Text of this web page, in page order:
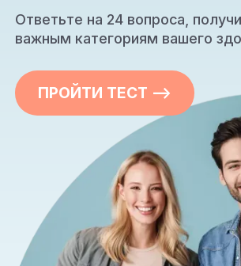
Ответьте на 24 вопроса,
важным категориям вашего
ПРОЙТИ ТЕСТ —>